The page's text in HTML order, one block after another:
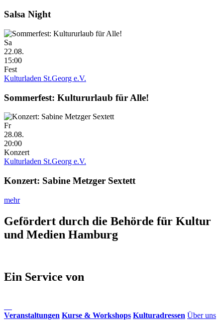
Salsa Night
Sa
22.08.
15:00
Fest
Kulturladen St.Georg e.V.
Sommerfest: Kultururlaub für Alle!
Fr
28.08.
20:00
Konzert
Kulturladen St.Georg e.V.
Konzert: Sabine Metzger Sextett
mehr
Gefördert durch die Behörde für Kultur
und Medien Hamburg
Ein Service von
Veranstaltungen Kurse & Workshops Kulturadressen Über uns